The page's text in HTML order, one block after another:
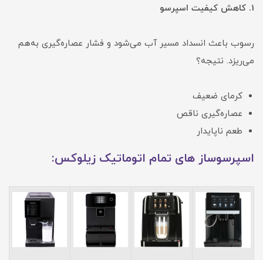
1. کاهش کیفیت اسپرسو
رسوب باعث انسداد مسیر آب می‌شود و فشار عصاره‌گیری به‌هم
می‌ریزد. نتیجه؟
کرمای ضعیف
عصاره‌گیری ناقص
طعم ناپایدار
اسپرسوساز های تمام اتوماتیک زیلوکس: